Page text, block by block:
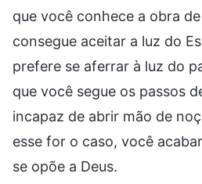
que você conhece a obra
consegue aceitar a luz do
prefere se aferrar à luz do
que você segue os passos
incapaz de abrir mão de
esse for o caso, você
se opõe a Deus.